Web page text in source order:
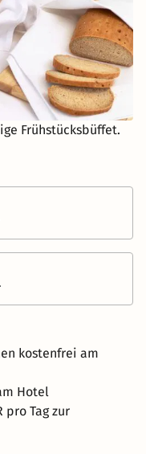
Frühstücksbüffet.
kostenfrei am
Hotel
pro Tag zur